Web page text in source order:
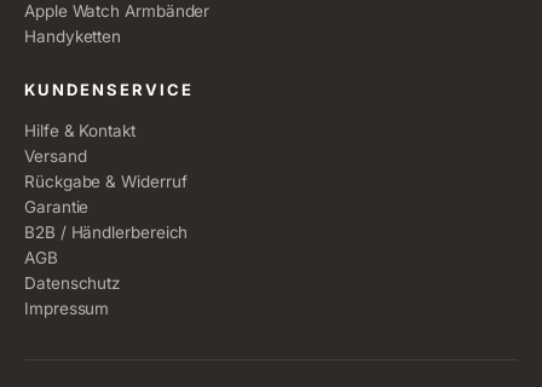
Apple Watch Armbänder
Handyketten
KUNDENSERVICE
Hilfe & Kontakt
Versand
Rückgabe & Widerruf
Garantie
B2B / Händlerbereich
AGB
Datenschutz
Impressum